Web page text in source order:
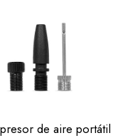
de aire portátil